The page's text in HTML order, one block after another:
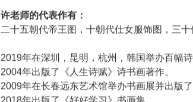
纸书法，不用桌案，不用装裱，不用叠格一
许老师的代表作有：
二十五朝代帝王图，十朝代仕女服饰图，三
2019年在深圳，昆明，杭州，韩国举办百幅诗
2004年出版了《人生诗赋》诗书画著作。